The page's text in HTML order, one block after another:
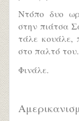
Ντόπο δυο
στην πιάτσα
τάλε κουάλε,
στο παλτό του.
Φινάλε.